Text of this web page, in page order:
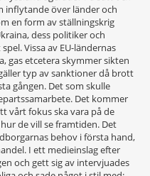
inflytande över länder och
en form av ställningskrig
dess politiker och
Vissa av EU-ländernas
gas etcetera skymmer sikten
typ av sanktioner då brott
gången. Det som skulle
Det kommer
vårt fokus ska vara på de
de vill se framtiden. Det
behov i första hand,
I ett medieinslag efter
och gett sig av intervjuades